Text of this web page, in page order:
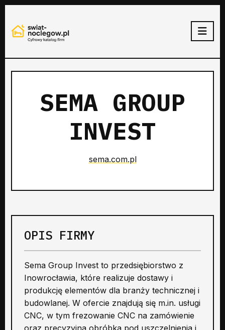
SEMA GROUP
INVEST
sema.com.pl
OPIS FIRMY
Sema Group Invest to przedsiębiorstwo z
Inowrocławia, które realizuje dostawy i
produkcję elementów dla branży technicznej i
budowlanej. W ofercie znajdują się m.in. usługi
CNC, w tym frezowanie CNC na zamówienie
oraz precyzyjna obróbka pod uszczelnienia i